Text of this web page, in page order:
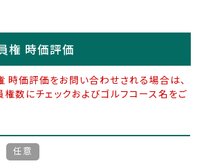
権 時価評価
時価評価をお問い合わせされる場合は、
数にチェックおよびゴルフコース名をご
任意